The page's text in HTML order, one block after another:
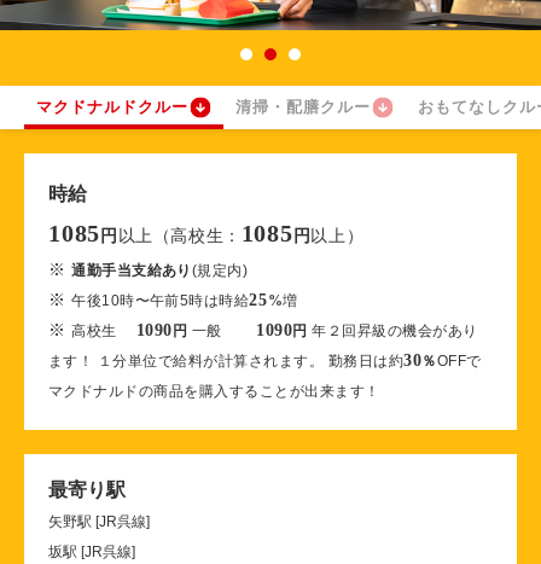
マクドナルドクルー 清掃・配膳クルー おもてなしクル
時給
1085 円 以上（高校生： 1085 円 以上）
※通勤手当支給あり (規定内)
※午後10時〜午前5時は時給25%増
※高校生 1090円 一般 1090円 年２回昇級の機会があり
ます！ １分単位で給料が計算されます。 勤務日は約30％OFFで
マクドナルドの商品を購入することが出来ます！
最寄り駅
矢野駅 [JR呉線]
坂駅 [JR呉線]